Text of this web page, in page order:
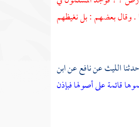
. وقال بعضهم : بل نغيظهم
الليثعننافععنابن
قائمة على أصولها فبإذن